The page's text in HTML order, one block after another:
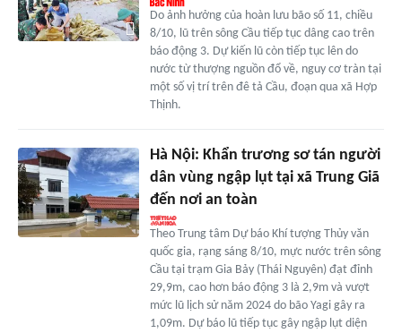
Do ảnh hưởng của hoàn lưu bão số 11, chiều
8/10, lũ trên sông Cầu tiếp tục dâng cao trên
báo động 3. Dự kiến lũ còn tiếp tục lên do
nước từ thượng nguồn đổ về, nguy cơ tràn tại
một số vị trí trên đê tả Cầu, đoạn qua xã Hợp
Thịnh.
Hà Nội: Khẩn trương sơ tán người
dân vùng ngập lụt tại xã Trung Giã
đến nơi an toàn
Theo Trung tâm Dự báo Khí tượng Thủy văn
quốc gia, rạng sáng 8/10, mực nước trên sông
Cầu tại trạm Gia Bảy (Thái Nguyên) đạt đỉnh
29,9m, cao hơn báo động 3 là 2,9m và vượt
mức lũ lịch sử năm 2024 do bão Yagi gây ra
1,09m. Dự báo lũ tiếp tục gây ngập lụt diện